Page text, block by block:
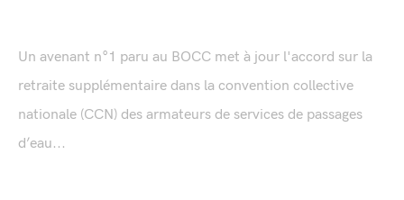
Un avenant n°1 paru au BOCC met à jour l'accord sur la
retraite supplémentaire dans la convention collective
nationale (CCN) des armateurs de services de passages
d’eau...